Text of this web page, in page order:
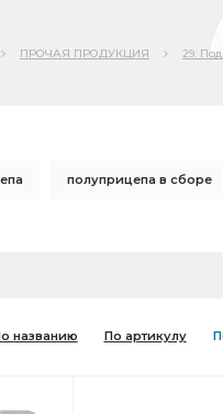
ПРОЧАЯ ПРОДУКЦИЯ 29.
полуприцепа в сборе
названию По артикулу